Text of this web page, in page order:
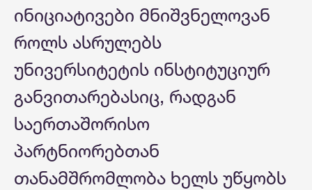
ინიციატივები მნიშვნელოვან
როლს ასრულებს
უნივერსიტეტის ინსტიტუციურ
განვითარებასიც, რადგან
საერთაშორისო
პარტნიორებთან
თანამშრომლობა ხელს უწყობს